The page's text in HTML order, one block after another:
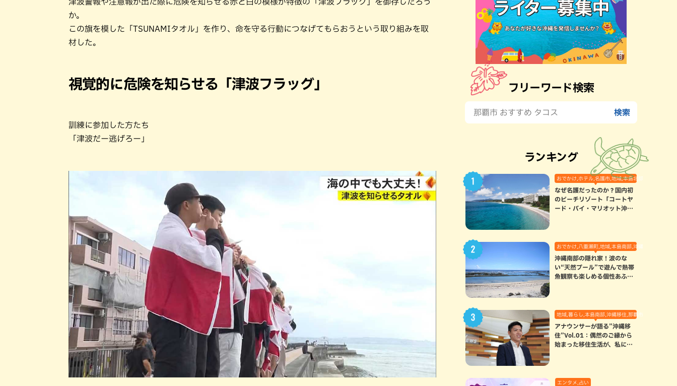
か。
この旗を模した「TSUNAMIタオル」を作り、命を守る行動につなげてもらおうという取り組みを取
材した。
視覚的に危険を知らせる「津波フラッグ」
訓練に参加した方たち
「津波だー逃げろー」
フリーワード検索
ランキング
おでかけ,ホテル,名護市,地域,本島北部
なぜ名護だったのか？国内初
のビーチリゾート「コートヤ
ード・バイ・マリオット沖縄
おでかけ,八重瀬町,地域,本島南部,沖縄の海,自然
沖縄南部の隠れ家！波のな
い“天然プール”で遊んで熱帯
魚観察も楽しめる個性あふれ
地域,暮らし,本島南部,沖縄移住,那覇市
アナウンサーが語る”沖縄移
住”Vol.01：偶然のご縁から
始まった移住生活が、私にと
エンタメ,占い